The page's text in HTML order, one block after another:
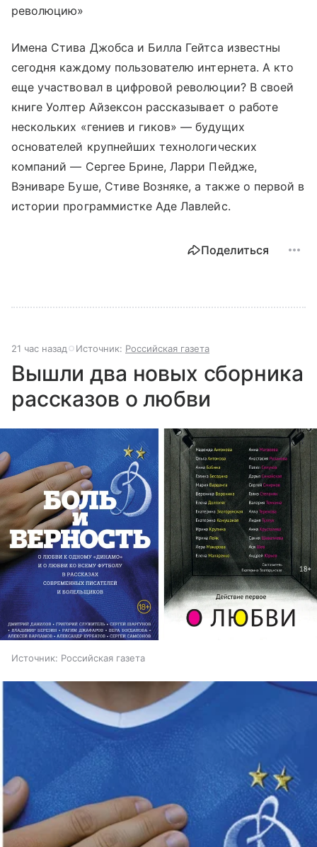
революцию»
Имена Стива Джобса и Билла Гейтса известны
сегодня каждому пользователю интернета. А кто
еще участвовал в цифровой революции? В своей
книге Уолтер Айзексон рассказывает о работе
нескольких «гениев и гиков» — будущих
основателей крупнейших технологических
компаний — Сергее Брине, Ларри Пейдже,
Вэниваре Буше, Стиве Возняке, а также о первой в
истории программистке Аде Лавлейс.
Поделиться
21 час назад Источник: Российская газета
Вышли два новых сборника
рассказов о любви
Источник: Российская газета